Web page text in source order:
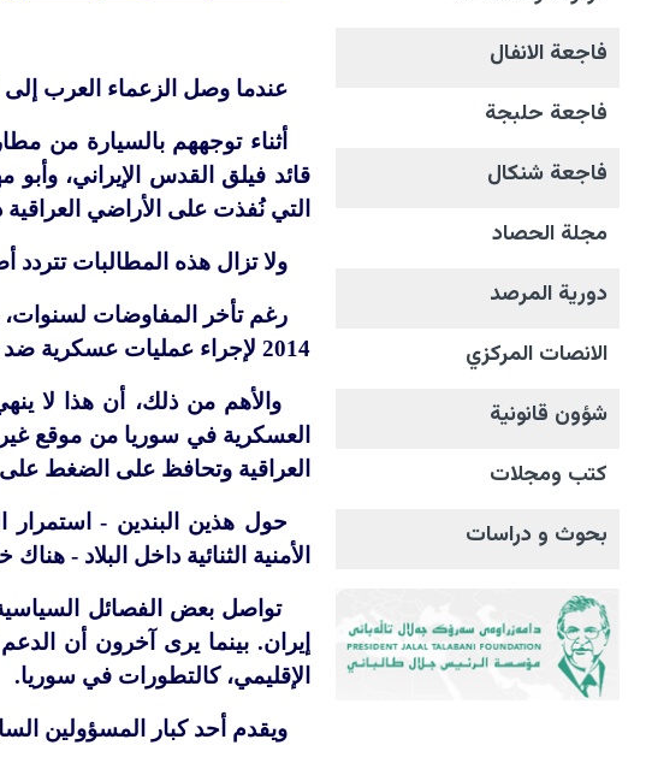
فاجعة الانفال
فاجعة حلبجة
فاجعة شنكال
مجلة الحصاد
دورية المرصد
الانصات المرکزي
شؤون قانونية
كتب ومجلات
بحوث و دراسات
عندما وصل الزعماء العرب إلى
أثناء توجههم بالسيارة من
التي نُفذت على الأراضي
ولا تزال هذه المطالبات
2014 لإجراء عمليات عسكرية ضد داعش في العراق وسوريا ، أخيرًا على إنهاء مهمتها وحل مقرها في سبتمبر 2025.
والأهم من ذلك، أن هذا لا
العراقية وتحافظ على الضغط
حول هذين البندين -
الأمنية الثنائية داخل البلاد -
تواصل بعض الفصائل
إيران. بينما يرى آخرون أن
الإقليمي، كالتطورات في سوريا.
ويقدم أحد كبار المسؤولين